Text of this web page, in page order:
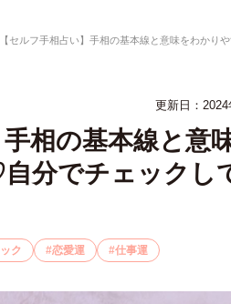
【セルフ手相占い】手相の基本線と意味をわかりやすく
更新日：
手相の基本線と意
分でチェックし
ク 恋愛運 仕事運